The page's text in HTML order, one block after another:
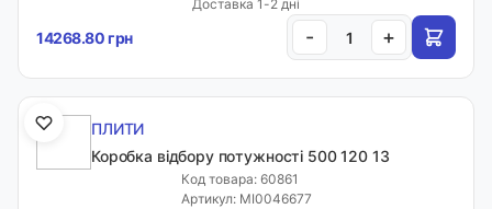
Доставка 1-2 дні
14268.80 грн - +
ПЛИТИ
Коробка відбору потужності 500 120 13
Код товара: 60861
Артикул: MI0046677